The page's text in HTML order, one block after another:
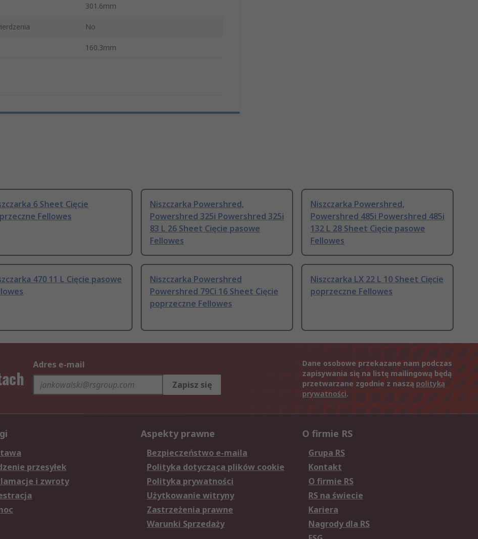
301.6mm
No
160.3mm
6 Sheet Cięcie
Fellowes
Niszczarka Powershred,
Powershred 325i Powershred 325i
83 L 26 Sheet Cięcie pasowe
Fellowes
Niszczarka Powershred,
Powershred 485i Powershred 485i
132 L 28 Sheet Cięcie pasowe
Fellowes
470 11 L Cięcie pasowe
Niszczarka Powershred
Powershred 79Ci 16 Sheet Cięcie
poprzeczne Fellowes
Niszczarka LX 22 L 10 Sheet Cięcie
poprzeczne Fellowes
Adres e-mail
Zapisz się
Dane osobowe przekazane nam podczas
zapisywania się na listę mailingową będą
przetwarzane zgodnie z naszą polityką
prywatności.
przesyłek
i zwroty
Aspekty prawne
Bezpieczeństwo e-maila
Polityka dotycząca plików cookie
Polityka prywatności
Użytkowanie witryny
Zastrzeżenia prawne
Warunki Sprzedaży
O firmie RS
Grupa RS
Kontakt
O firmie RS
RS na świecie
Kariera
Nagrody dla RS